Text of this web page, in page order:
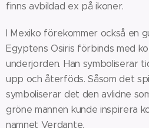
finns avbildad ex på ikoner.
I Mexiko förekommer också en
Egyptens Osiris förbinds med
underjorden. Han symboliserar
upp och återföds. Såsom det
symboliserar det den avlidne
gröne mannen kunde inspirera
namnet Verdante.